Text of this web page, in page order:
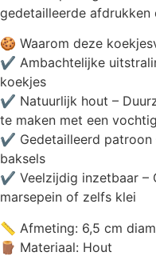
gedetailleerde
🍪 Waarom deze
✔ Ambachtelijke
koekjes
✔ Natuurlijk hout –
te maken met een
✔ Gedetailleerd patroon
baksels
✔ Veelzijdig inzetbaar –
marsepein of zelfs klei
📏 Afmeting: 6,5 cm
🪵 Materiaal: Hout